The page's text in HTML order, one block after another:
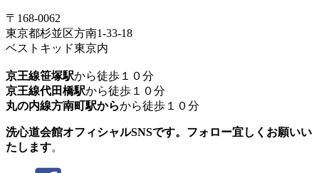
〒168-0062
東京都杉並区方南1-33-18
ベストキッド東京内
京王線笹塚駅から徒歩１０分
京王線代田橋駅から徒歩１０分
丸の内線方南町駅からから徒歩１０分
洗心道会館オフィシャルSNSです。フォロー宜しくお願いい
たします。